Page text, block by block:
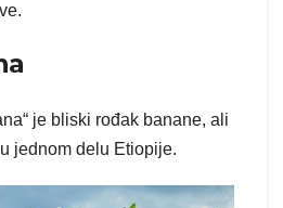
je bliski rođak banane, ali
jednom delu Etiopije.